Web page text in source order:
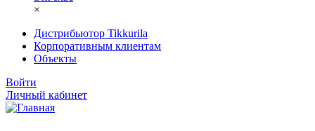
×
Дистрибьютор Tikkurila
Корпоративным клиентам
Объекты
Войти
Личный кабинет